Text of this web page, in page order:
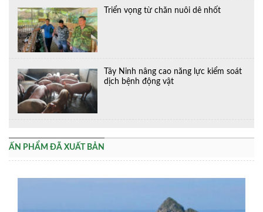
Triển vọng từ chăn nuôi dê nhốt
Tây Ninh nâng cao năng lực kiểm soát
dịch bệnh động vật
ẤN PHẨM ĐÃ XUẤT BẢN